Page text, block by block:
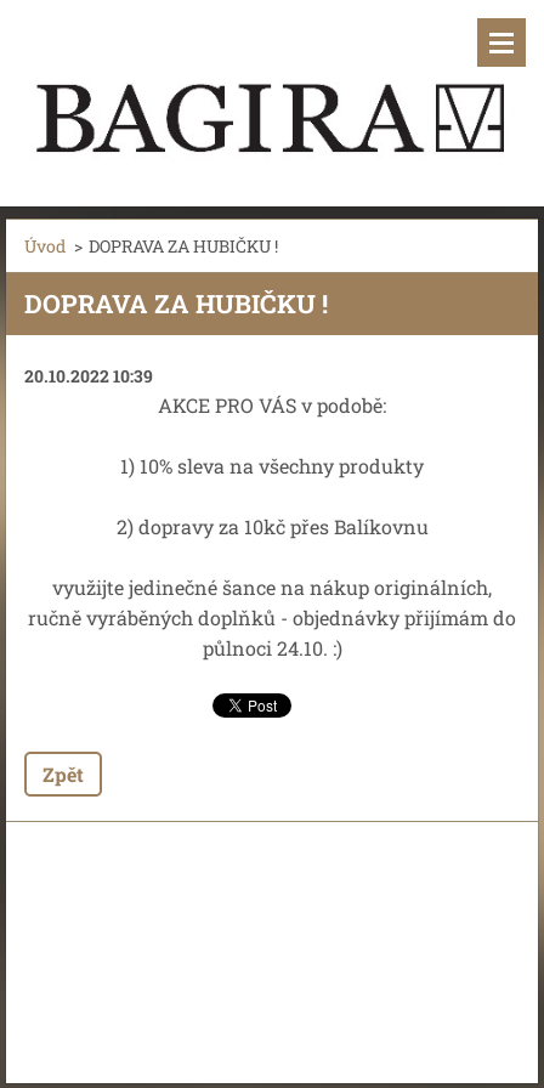
Úvod > DOPRAVA ZA HUBIČKU !
DOPRAVA ZA HUBIČKU !
20.10.2022 10:39
AKCE PRO VÁS v podobě:
1) 10% sleva na všechny produkty
2) dopravy za 10kč přes Balíkovnu
využijte jedinečné šance na nákup originálních,
ručně vyráběných doplňků - objednávky přijímám do
půlnoci 24.10. :)
Zpět